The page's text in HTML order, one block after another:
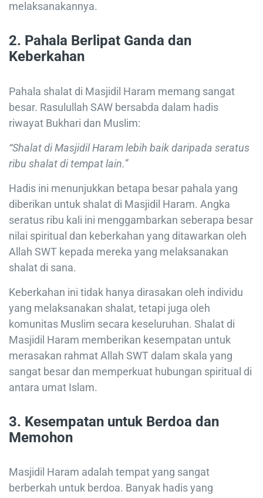
melaksanakannya.
2. Pahala Berlipat Ganda dan
Keberkahan
Pahala shalat di Masjidil Haram memang sangat
besar. Rasulullah SAW bersabda dalam hadis
riwayat Bukhari dan Muslim:
“Shalat di Masjidil Haram lebih baik daripada seratus
ribu shalat di tempat lain.”
Hadis ini menunjukkan betapa besar pahala yang
diberikan untuk shalat di Masjidil Haram. Angka
seratus ribu kali ini menggambarkan seberapa besar
nilai spiritual dan keberkahan yang ditawarkan oleh
Allah SWT kepada mereka yang melaksanakan
shalat di sana.
Keberkahan ini tidak hanya dirasakan oleh individu
yang melaksanakan shalat, tetapi juga oleh
komunitas Muslim secara keseluruhan. Shalat di
Masjidil Haram memberikan kesempatan untuk
merasakan rahmat Allah SWT dalam skala yang
sangat besar dan memperkuat hubungan spiritual di
antara umat Islam.
3. Kesempatan untuk Berdoa dan
Memohon
Masjidil Haram adalah tempat yang sangat
berberkah untuk berdoa. Banyak hadis yang